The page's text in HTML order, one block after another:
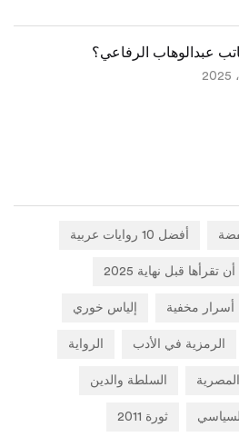
عبدالوهاب الرفاعي؟
أفضل 10 روايات عربية
أسرار مخفية إلياس خوري
الرمزية في الأدب الرواية
المصرية السلطة والدين
ثورة 2011